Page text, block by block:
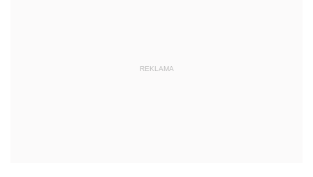
REKLAMA